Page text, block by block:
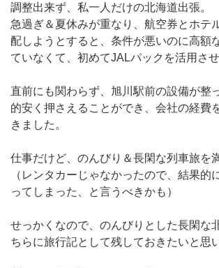
調整出来ず、私一人だけの北海道出張。
急過ぎ＆夏休みが重なり、航空券とホテ
配しようとすると、条件が悪いのに高額
ていなくて、初めてJALパックを活用さ
直前にも関わらず、旭川駅前の設備が整
的安く押さえることができ、会社の経費
きました。
仕事だけど、のんびり＆長閑な列車旅を
（レンタカーじゃなかったので、結果的
ってしまった、と言うべきかも）
せっかくなので、のんびりとした長閑な
ちらに旅行記として残しておきたいと思